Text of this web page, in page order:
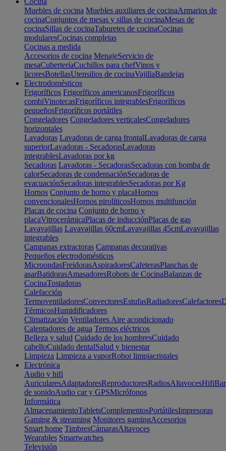
Muebles de cocina Muebles auxiliares de cocinaArmarios de
cocinaConjuntos de mesas y sillas de cocinaMesas de
cocinaSillas de cocinaTaburetes de cocinaCocinas
modularesCocinas completas
Cocinas a medida
Accesorios de cocina MenajeServicio de
mesaCuberteríaCuchillos para chefVinos y
licoresBotellasUtensilios de cocinaVajillaBandejas
Electrodomésticos
Frigoríficos Frigoríficos americanosFrigoríficos
combiVinotecasFrigoríficos integrablesFrigoríficos
pequeñosFrigoríficos portátiles
Congeladores Congeladores verticalesCongeladores
horizontales
Lavadoras Lavadoras de carga frontalLavadoras de carga
superiorLavadoras - SecadorasLavadoras
integrablesLavadoras por kg
Secadoras Lavadoras - SecadorasSecadoras con bomba de
calorSecadoras de condensaciónSecadoras de
evacuaciónSecadoras integrablesSecadoras por Kg
Hornos Conjunto de horno y placaHornos
convencionalesHornos pirolíticosHornos multifunción
Placas de cocina Conjunto de horno y
placaVitrocerámicaPlacas de inducciónPlacas de gas
Lavavajillas Lavavajillas 60cmLavavajillas 45cmLavavajillas
integrables
Campanas extractoras Campanas decorativas
Pequeños electrodomésticos
MicroondasFreidorasAspiradoresCafeterasPlanchas de
asarBatidorasAmasadoresRobots de CocinaBalanzas de
CocinaTostadoras
Calefacción
TermoventiladoresConvectoresEstufasRadiadoresCalefactores
TérmicosHumidificadores
Climatización Ventiladores Aire acondicionado
Calentadores de agua Termos eléctricos
Belleza y salud Cuidado de los hombresCuidado
cabelloCuidado dentalSalud y bienestar
Limpieza Limpieza a vaporRobot limpiacristales
Electrónica
Audio y hifi
AuricularesAdaptadoresReproductoresRadiosAltavocesHifi
de sonidoAudio car y GPSMicrófonos
Informática
AlmacenamientoTabletsComplementosPortátilesImpresoras
Gaming & streaming Monitores gamingAccesorios
Smart home TimbresCámarasAltavoces
Wearables Smartwatches
Televisión